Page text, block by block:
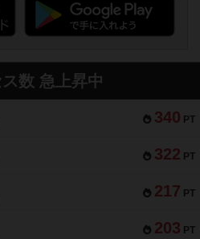
数 急上昇中
340 PT
322 PT
217 PT
203 PT